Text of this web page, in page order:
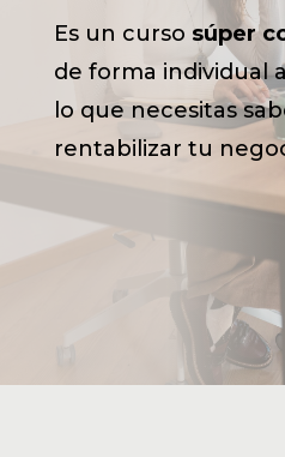
Es un curso súper
de forma individual
lo que necesitas
rentabilizar tu